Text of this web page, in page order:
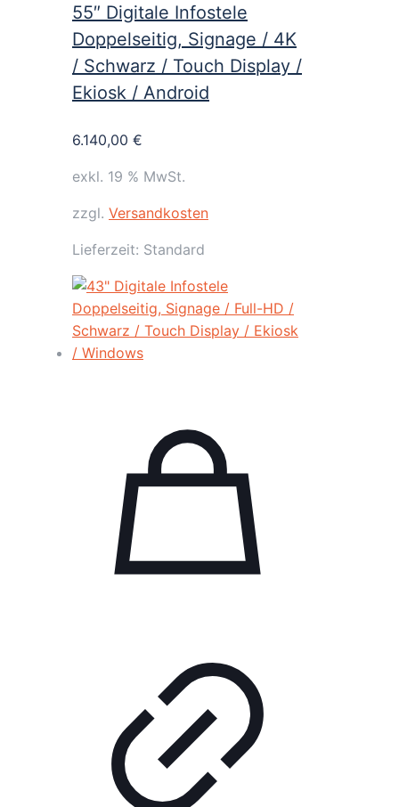
55″ Digitale Infostele
Doppelseitig, Signage / 4K
/ Schwarz / Touch Display /
Ekiosk / Android
6.140,00 €
exkl. 19 % MwSt.
zzgl. Versandkosten
Lieferzeit: Standard